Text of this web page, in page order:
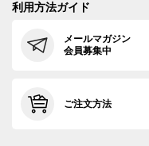
利用方法ガイド
メールマガジン
会員募集中
ご注文方法